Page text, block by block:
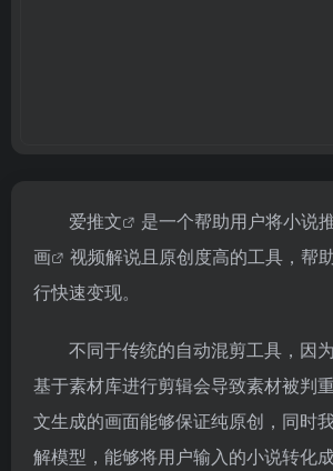
爱推文 是一个帮助用户将小说
画
视频解说且原创度高的工具，帮
行快速变现。
不同于传统的自动混剪工具，因
基于素材库进行剪辑会导致素材被判
文生成的画面能够保证纯原创，同时
解模型，能够将用户输入的小说转化